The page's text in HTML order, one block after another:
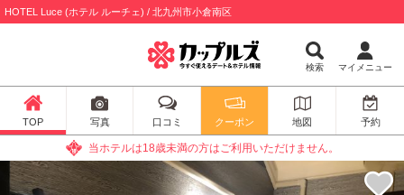
HOTEL Luce (ホテル ルーチェ) / 北九州市小倉南区
検索 マイメニュー
TOP 写真 口コミ クーポン 地図 予約
当ホテルは18歳未満の方はご利用いただけません。